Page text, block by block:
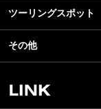
テクノロジー
名車・旧車
ビジネス
ライディングギア
ツーリング
アウトドア
レンタルバイク
モータースポーツ
イベント
スクール・レッスン
ツーリングスポット
その他